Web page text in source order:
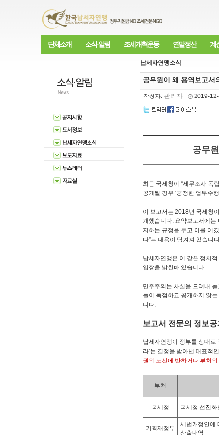
단체소개 소식·알림 조세개혁운동 연말정산 계
납세자연맹소식
공무원이 왜 용역보고서
작성자: 관리자 2019-
공무
최근 국세청이 “세무조사 독
공개될 경우 ‘공정한 업무수
이 보고서는 2018년 국세청
개했습니다. 요약보고서에는
지하는 규정을 두고 이를 어
다”는 내용이 담겨져 있습니
납세자연맹은 이 같은 정치
입장을 밝힌바 있습니다.
민주주의는 사실을 드려내
들이 독점하고 공개하지 않
니다.
보고서 전문의 정보
납세자연맹이 정부를 상대로
라’는 결정을 받아낸 대표적
권의 노선에 반하거나 부처
부처
국세청 국세청 선진화
기획재정부
세법개정안에
산출내역